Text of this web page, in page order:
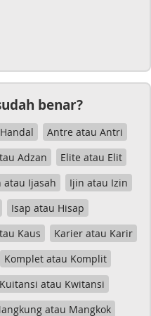
benar?
Antre atau Antri
Adzan
Elite atau Elit
atau Ijasah
Ijin atau Izin
Isap atau Hisap
Kaus
Karier atau Karir
Komplet atau Komplit
Kuitansi atau Kwitansi
atau Mangkok